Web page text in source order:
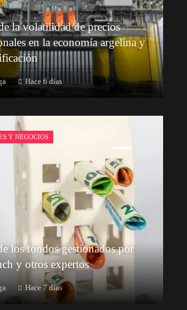
la volatilidad de precios
en la economía argelina y
Hace 6 días
Y NEGOCIOS
los fondos gestionados por
y otros expertos
Hace 7 días